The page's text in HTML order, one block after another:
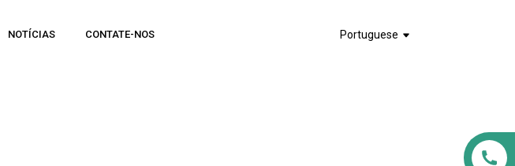
NOTÍCIAS CONTATE-NOS Portuguese